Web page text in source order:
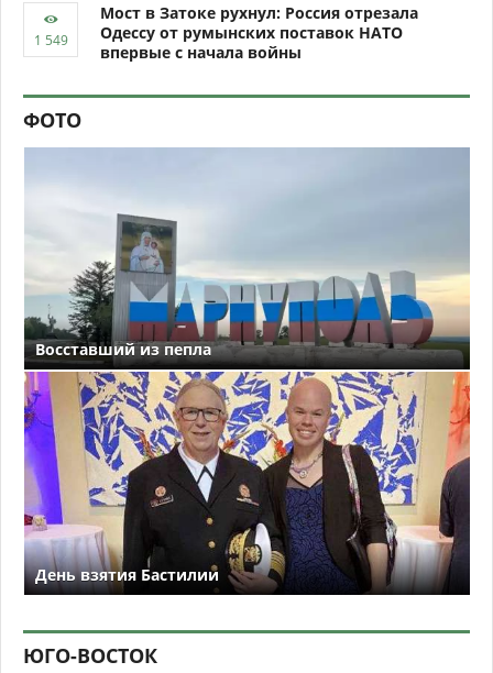
Мост в Затоке рухнул: Россия отрезала
Одессу от румынских поставок НАТО
впервые с начала войны
ФОТО
Восставший из пепла
День взятия Бастилии
ЮГО-ВОСТОК